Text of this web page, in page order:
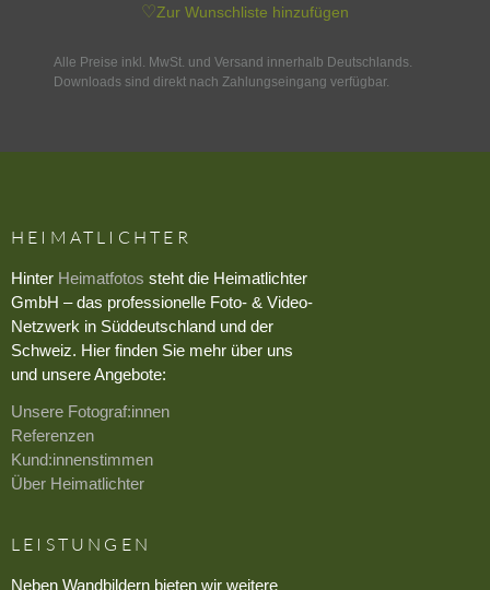
♡Zur Wunschliste hinzufügen
Alle Preise inkl. MwSt. und Versand innerhalb Deutschlands.
Downloads sind direkt nach Zahlungseingang verfügbar.
HEIMATLICHTER
Hinter Heimatfotos steht die Heimatlichter
GmbH – das professionelle Foto- & Video-
Netzwerk in Süddeutschland und der
Schweiz. Hier finden Sie mehr über uns
und unsere Angebote:
Unsere Fotograf:innen
Referenzen
Kund:innenstimmen
Über Heimatlichter
LEISTUNGEN
Neben Wandbildern bieten wir weitere